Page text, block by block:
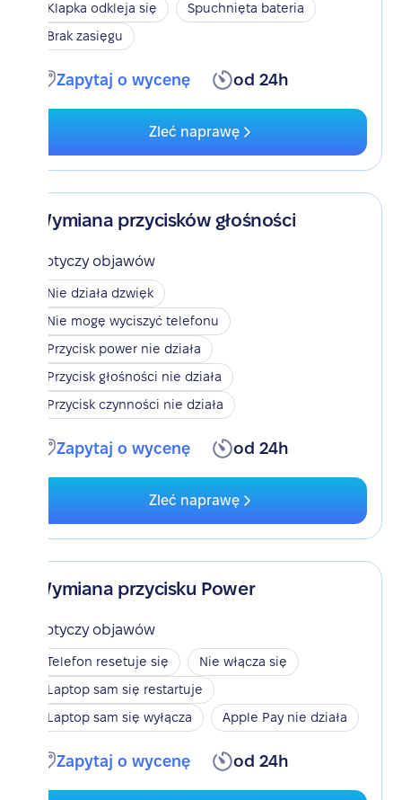
Klapka odkleja się
Spuchnięta bateria
Brak zasięgu
Zapytaj o wycenę od 24h
Zleć naprawę
Wymiana przycisków głośności
Dotyczy objawów
Nie działa dzwięk
Nie mogę wyciszyć telefonu
Przycisk power nie działa
Przycisk głośności nie działa
Przycisk czynności nie działa
Zapytaj o wycenę od 24h
Zleć naprawę
Wymiana przycisku Power
Dotyczy objawów
Telefon resetuje się
Nie włącza się
Laptop sam się restartuje
Laptop sam się wyłącza
Apple Pay nie działa
Zapytaj o wycenę od 24h